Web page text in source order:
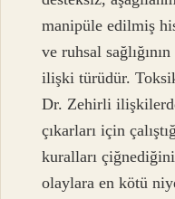
manipüle edilmiş
ve ruhsal
ilişki türüdür.
Dr. Zehirli
çıkarları için
kuralları
olaylara en kötü